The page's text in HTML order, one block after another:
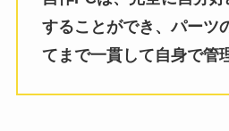
することができ、パーツ
てまで一貫して自身で管